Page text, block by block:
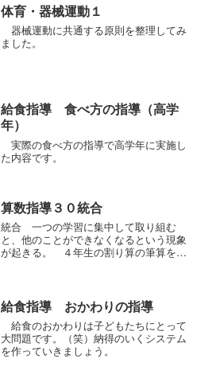
体育・器械運動１
器械運動に共通する原則を整理してみ
ました。
給食指導 食べ方の指導（高学
年）
実際の食べ方の指導で高学年に実施し
た内容です。
算数指導３０統合
統合 一つの学習に集中して取り組む
と、他のことができなくなるという現象
が起きる。 ４年生の割り算の筆算を例
ン。 仮商を立てて、１つ下...
給食指導 おかわりの指導
給食のおかわりは子どもたちにとって
大問題です。（笑）納得のいくシステム
を作っていきましょう。